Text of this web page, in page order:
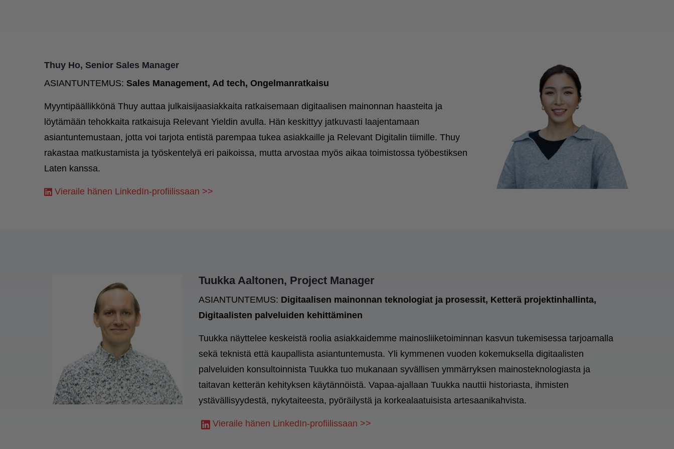
Thuy Ho, Senior Sales Manager
ASIANTUNTEMUS: Sales Management, Ad tech, Ongelmanratkaisu
Myyntipäällikkönä Thuy auttaa julkaisijaasiakkaita ratkaisemaan digitaalisen mainonnan haasteita ja
löytämään tehokkaita ratkaisuja Relevant Yieldin avulla. Hän keskittyy jatkuvasti laajentamaan
asiantuntemustaan, jotta voi tarjota entistä parempaa tukea asiakkaille ja Relevant Digitalin tiimille. Thuy
rakastaa matkustamista ja työskentelyä eri paikoissa, mutta arvostaa myös aikaa toimistossa työbestiksen
Laten kanssa.
Vieraile hänen LinkedIn-profiilissaan >>
Tuukka Aaltonen, Project Manager
ASIANTUNTEMUS: Digitaalisen mainonnan teknologiat ja prosessit, Ketterä projektinhallinta,
Digitaalisten palveluiden kehittäminen
Tuukka näyttelee keskeistä roolia asiakkaidemme mainosliiketoiminnan kasvun tukemisessa tarjoamalla
sekä teknistä että kaupallista asiantuntemusta. Yli kymmenen vuoden kokemuksella digitaalisten
palveluiden konsultoinnista Tuukka tuo mukanaan syvällisen ymmärryksen mainosteknologiasta ja
taitavan ketterän kehityksen käytännöistä. Vapaa-ajallaan Tuukka nauttii historiasta, ihmisten
ystävällisyydestä, nykytaiteesta, pyöräilystä ja korkealaatuisista artesaanikahvista.
Vieraile hänen LinkedIn-profiilissaan >>